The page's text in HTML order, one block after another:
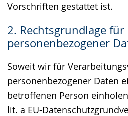
Vorschriften gestattet ist.
2. Rechtsgrundlage
personenbezogener
Soweit wir für
personenbezogener Daten
betroffenen Person
lit. a EU-